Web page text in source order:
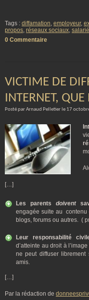
Tags : diffamation, employeur,
propos, réseaux sociaux, salarié
0 Commentaire
VICTIME DE
INTERNET, QUE
Posté par Arnaud Pelletier le 17
[…]
Les parents doivent
engagée suite au
blogs, forums ou autres. (
Leur responsabilité
d’atteinte au droit à
ne peut diffuser
amis.
[…]
Par la rédaction de